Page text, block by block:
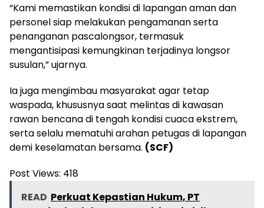
“Kami memastikan kondisi di lapangan aman dan
personel siap melakukan pengamanan serta
penanganan pascalongsor, termasuk
mengantisipasi kemungkinan terjadinya longsor
susulan,” ujarnya.
Ia juga mengimbau masyarakat agar tetap
waspada, khususnya saat melintas di kawasan
rawan bencana di tengah kondisi cuaca ekstrem,
serta selalu mematuhi arahan petugas di lapangan
demi keselamatan bersama. (SCF)
Post Views: 418
READ Perkuat Kepastian Hukum, PT